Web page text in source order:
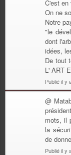
C'est en
On ne
Notre
"le
dont
idées,
De tout
L' ART
Publié il y
@
mots, il
la
de
Publié il y